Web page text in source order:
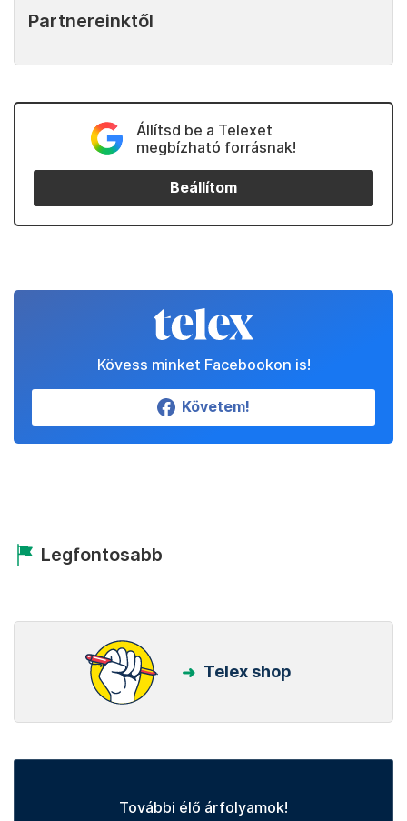
Partnereinktől
Állítsd be a Telexet
megbízható forrásnak!
Beállítom
Kövess minket Facebookon is!
Követem!
Legfontosabb
Telex shop
További élő árfolyamok!